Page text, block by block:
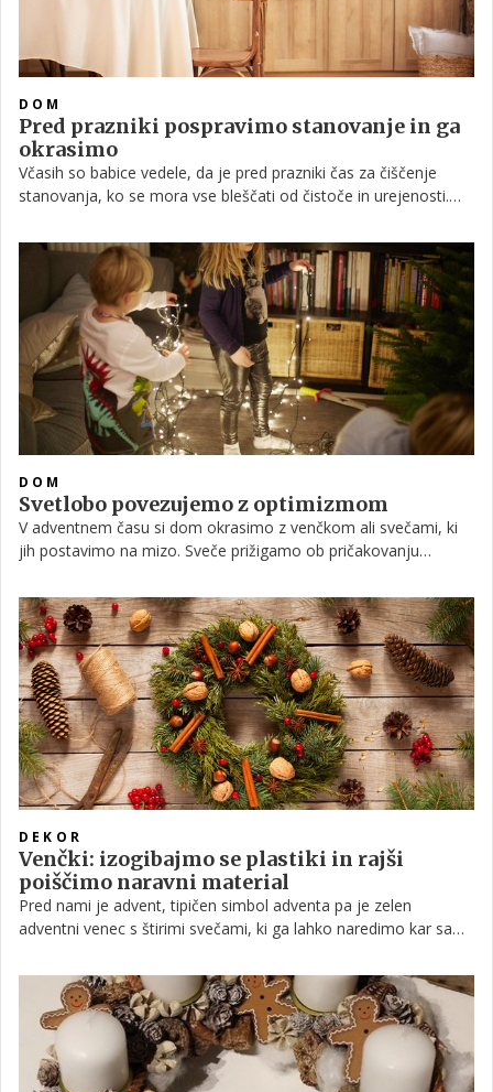
DOM
Pred prazniki pospravimo stanovanje in ga
okrasimo
Včasih so babice vedele, da je pred prazniki čas za čiščenje
stanovanja, ko se mora vse bleščati od čistoče in urejenosti.
obilno zračiti in pomivati, stanovanje pa vseeno lahko
pospravimo in očistimo.
DOM
Svetlobo povezujemo z optimizmom
V adventnem času si dom okrasimo z venčkom ali svečami, ki
jih postavimo na mizo. Sveče prižigamo ob pričakovanju
pričarati domačnost in toplino. Topla, migetajoča nežna
svetloba sveč je res drugačna od močne, bele svetlobe, ki jo
imamo v stanovanjih.
DEKOR
Venčki: izogibajmo se plastiki in rajši
poiščimo naravni material
Pred nami je advent, tipičen simbol adventa pa je zelen
adventni venec s štirimi svečami, ki ga lahko naredimo kar sami.